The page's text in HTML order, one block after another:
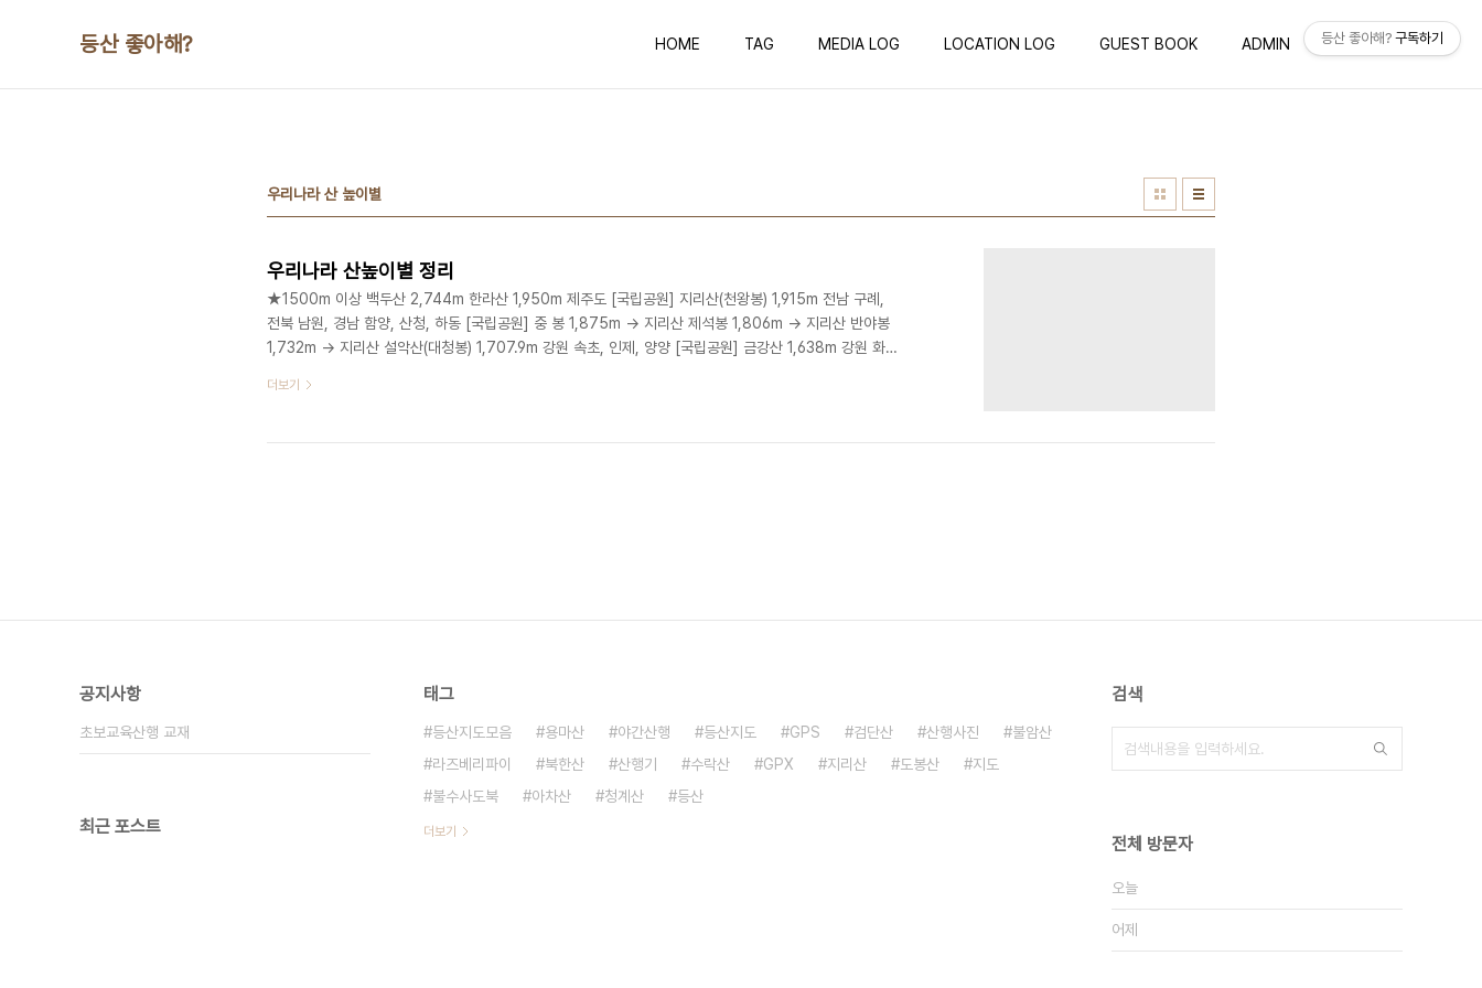
등산 좋아해? HOME TAG MEDIA LOG LOCATION LOG GUEST BOOK ADMIN WRITE
우리나라 산 높이별
우리나라 산높이별 정리
★1500m 이상 백두산 2,744m 한라산 1,950m 제주도 [국립공원] 지리산(천왕봉) 1,915m 전남 구례,
전북 남원, 경남 함양, 산청, 하동 [국립공원] 중 봉 1,875m -> 지리산 제석봉 1,806m -> 지리산 반야봉
1,732m -> 지리산 설악산(대청봉) 1,707.9m 강원 속초, 인제, 양양 [국립공원] 금강산 1,638m 강원 화
홍천 내면, 평창 진부면 함백산 1,573m 강원 정선 고한읍, 태백 태백산 1,566.7m 강원 태백, 경북 봉화
..
더보기
공지사항
초보교육산행 교재
최근 포스트
태그
등산지도모음 용마산 야간산행 등산지도 GPS 검단산 산행사진
불암산
라즈베리파이
북한산 산행기 수락산 GPX 지리산 도봉산
지도
불수사도북
아차산 청계산 등산
더보기
검색
전체 방문자
오늘
어제
등산 좋아해? 구독하기